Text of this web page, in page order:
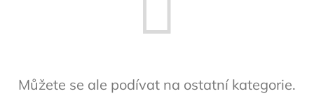
Můžete se ale podívat na ostatní kategorie.